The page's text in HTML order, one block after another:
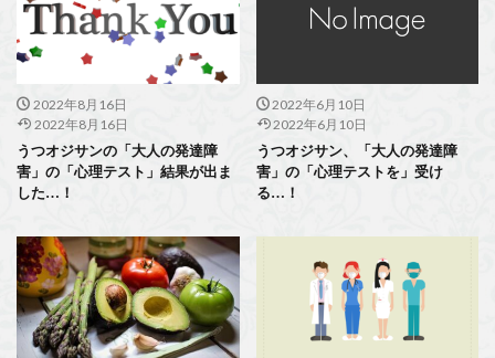
2022年8月16日
2022年8月16日
うつオジサンの「大人の発達障
害」の「心理テスト」結果が出ま
した…！
2022年6月10日
2022年6月10日
うつオジサン、「大人の発達障
害」の「心理テストを」受け
る…！